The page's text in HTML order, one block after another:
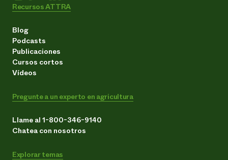
Recursos ATTRA
Blog
Podcasts
Publicaciones
Cursos cortos
Vídeos
Pregunte a un experto en agricultura
Llame al 1-800-346-9140
Chatea con nosotros
Explorar temas